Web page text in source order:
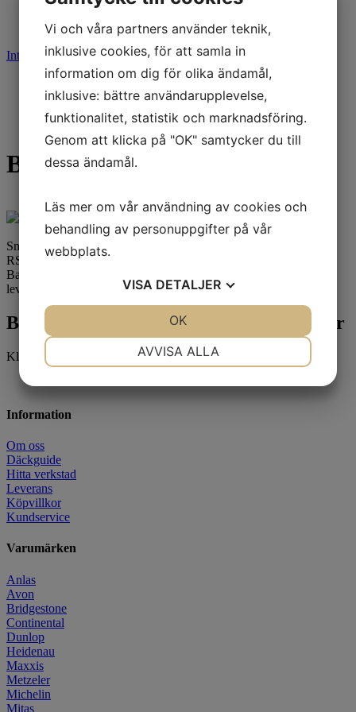
Varumärken
Integritetspolicy Cookies
Start
Varumärken
Bridgestone
Battlax RS10
Battlax RS10
Smidda I hettan från Moto GP och anpassade för gatbruk, Battlax
RS10 ger dig självförtroendet för att få ut det mesta ur din maskin.
Battlax RS10´s nya gummiblandning och ombearbetade mönster
levererar överlägsen bromsstabilitet, exakt linje och stryrespons.
Bridgestone Battlax RS10 - Alla storlekar
Klicka på "Mer info" för passande tillbehör.
Information
Om oss
Däckguide
Hitta verkstad
Leverans
Köpvillkor
Kundservice
Varumärken
Anlas
Avon
Bridgestone
Continental
Dunlop
Heidenau
Maxxis
Metzeler
Michelin
Mitas
Vi och våra partners använder teknik,
inklusive cookies, för att samla in
information om dig för olika ändamål,
inklusive: bättre användarupplevelse,
funktionalitet, statistik och marknadsföring.
Genom att klicka på "OK" samtycker du till
dessa ändamål.
Läs mer om vår användning av cookies och
behandling av personuppgifter på vår
webbplats.
VISA DETALJER
AVVISA ALLA
OK